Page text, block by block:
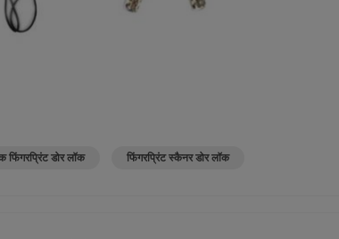
फिंगरप्रिंट डोर लॉक फिंगरप्रिंट स्कैनर डोर लॉक